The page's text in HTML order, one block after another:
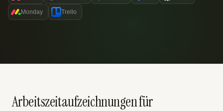
Monday Trello
Arbeitszeitaufzeichnungen für